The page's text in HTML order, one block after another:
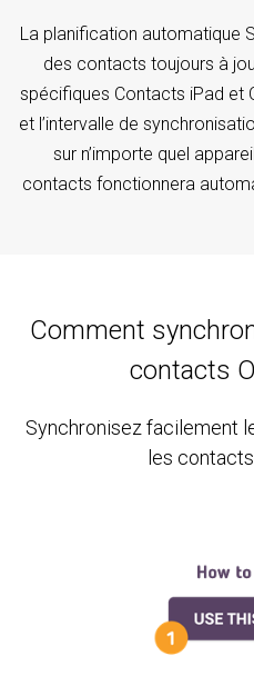
La planification automatique
des contacts toujours à
spécifiques Contacts iPad et
et l’intervalle de
sur n’importe quel
contacts fonctionnera
Comment
contacts
Synchronisez facilement
les